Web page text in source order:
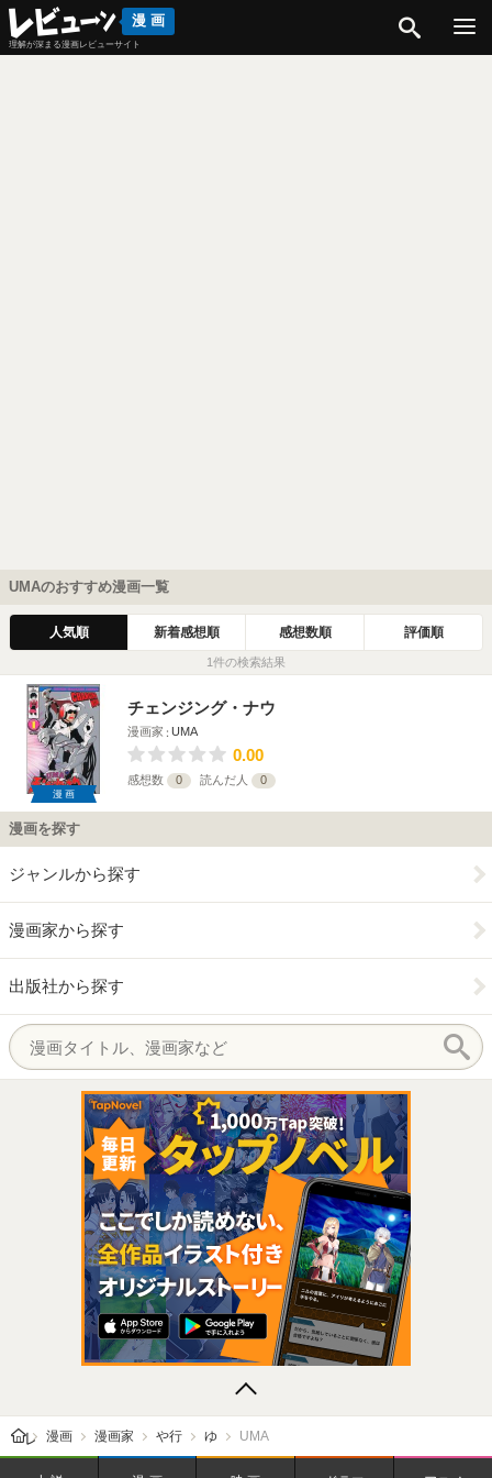
漫画
理解が深まる漫画レビューサイト
UMAのおすすめ漫画一覧
人気順 新着感想順 感想数順 評価順
1件の検索結果
漫画
チェンジング・ナウ
漫画家 UMA
0.00
感想数 0 読んだ人 0
漫画を探す
ジャンルから探す
漫画家から探す
出版社から探す
レビューン トップ
漫画 漫画家 や行 ゆ UMA